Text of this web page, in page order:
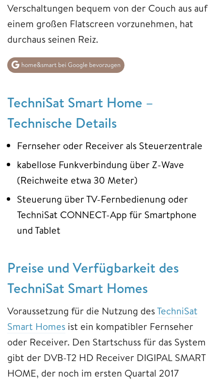
Verschaltungen bequem von der Couch aus auf
einem großen Flatscreen vorzunehmen, hat
durchaus seinen Reiz.
home&smart bei Google bevorzugen
TechniSat Smart Home –
Technische Details
Fernseher oder Receiver als Steuerzentrale
kabellose Funkverbindung über Z-Wave
(Reichweite etwa 30 Meter)
Steuerung über TV-Fernbedienung oder
TechniSat CONNECT-App für Smartphone
und Tablet
Preise und Verfügbarkeit des
TechniSat Smart Homes
Voraussetzung für die Nutzung desTechniSat
Smart Homes ist ein kompatibler Fernseher
oder Receiver. Den Startschuss für das System
gibt der DVB-T2 HD Receiver DIGIPAL SMART
HOME, der noch im ersten Quartal 2017